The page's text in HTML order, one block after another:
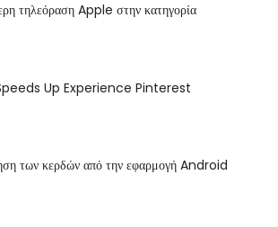
τηλεόραση Apple στην κατηγορία
Speeds Up Experience Pinterest
των κερδών από την εφαρμογή Android